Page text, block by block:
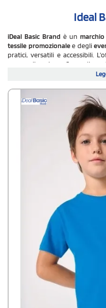
Ideal
iDeal Basic Brand è un
tessile promozionale e degli
pratici, versatili e accessibili.
personalizzazione. Sono
sviluppato per rispondere alle
taglie spaziano fino alla 5XL
materiali sono selezionati e
nel tempo. Le etichettetear
semplice e veloce. Ciò rende